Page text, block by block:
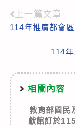
Read
more
articles
上一篇文章
114年推廣都會
114
相關內容
教育部國民
獻館訂於